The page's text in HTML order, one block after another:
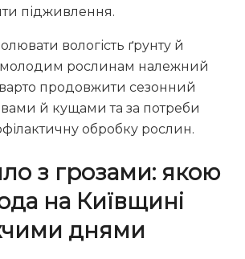
підживлення.
вологість ґрунту й
молодим рослинам належний
продовжити сезонний
й кущами та за потреби
обробку рослин.
з грозами: якою
на Київщині
днями